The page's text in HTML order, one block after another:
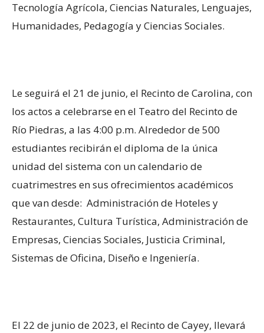
Tecnología Agrícola, Ciencias Naturales, Lenguajes,
Humanidades, Pedagogía y Ciencias Sociales.
Le seguirá el 21 de junio, el Recinto de Carolina, con
los actos a celebrarse en el Teatro del Recinto de
Río Piedras, a las 4:00 p.m. Alrededor de 500
estudiantes recibirán el diploma de la única
unidad del sistema con un calendario de
cuatrimestres en sus ofrecimientos académicos
que van desde: Administración de Hoteles y
Restaurantes, Cultura Turística, Administración de
Empresas, Ciencias Sociales, Justicia Criminal,
Sistemas de Oficina, Diseño e Ingeniería.
El 22 de junio de 2023, el Recinto de Cayey, llevará